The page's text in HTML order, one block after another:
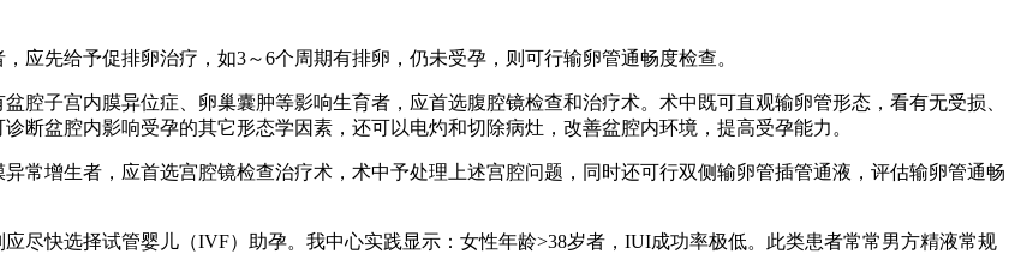
应先给予促排卵治疗，如3～6个周期有排卵，仍未受孕，则可行输卵管通畅度检查。
腔子宫内膜异位症、卵巢囊肿等影响生育者，应首选腹腔镜检查和治疗术。术中既可直观输卵管形态，看有无受损、
断盆腔内影响受孕的其它形态学因素，还可以电灼和切除病灶，改善盆腔内环境，提高受孕能力。
常增生者，应首选宫腔镜检查治疗术，术中予处理上述宫腔问题，同时还可行双侧输卵管插管通液，评估输卵管通畅
尽快选择试管婴儿（IVF）助孕。我中心实践显示：女性年龄>38岁者，IUI成功率极低。此类患者常常男方精液常规